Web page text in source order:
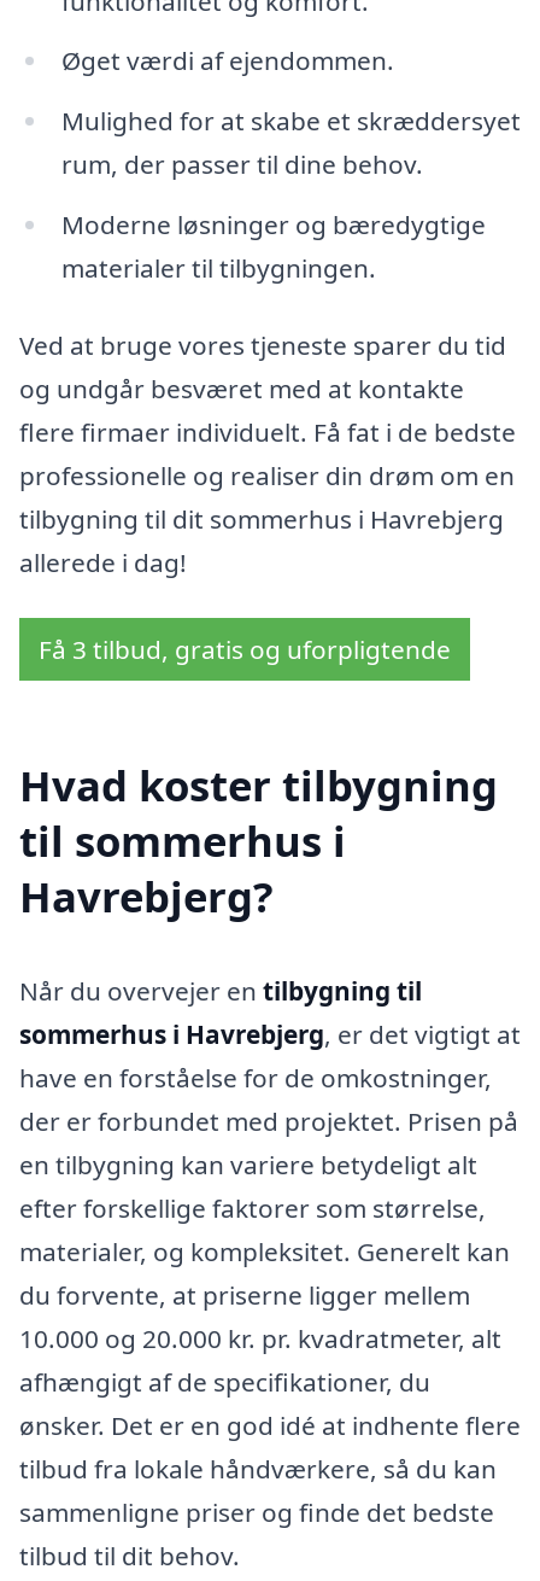
Øget værdi af ejendommen.
Mulighed for at skabe et skræddersyet
rum, der passer til dine behov.
Moderne løsninger og bæredygtige
materialer til tilbygningen.
Ved at bruge vores tjeneste sparer du tid
og undgår besværet med at kontakte
flere firmaer individuelt. Få fat i de bedste
professionelle og realiser din drøm om en
tilbygning til dit sommerhus i Havrebjerg
allerede i dag!
Få 3 tilbud, gratis og uforpligtende
Hvad koster tilbygning
til sommerhus i
Havrebjerg?
Når du overvejer en tilbygning til
sommerhus i Havrebjerg, er det vigtigt at
have en forståelse for de omkostninger,
der er forbundet med projektet. Prisen på
en tilbygning kan variere betydeligt alt
efter forskellige faktorer som størrelse,
materialer, og kompleksitet. Generelt kan
du forvente, at priserne ligger mellem
10.000 og 20.000 kr. pr. kvadratmeter, alt
afhængigt af de specifikationer, du
ønsker. Det er en god idé at indhente flere
tilbud fra lokale håndværkere, så du kan
sammenligne priser og finde det bedste
tilbud til dit behov.